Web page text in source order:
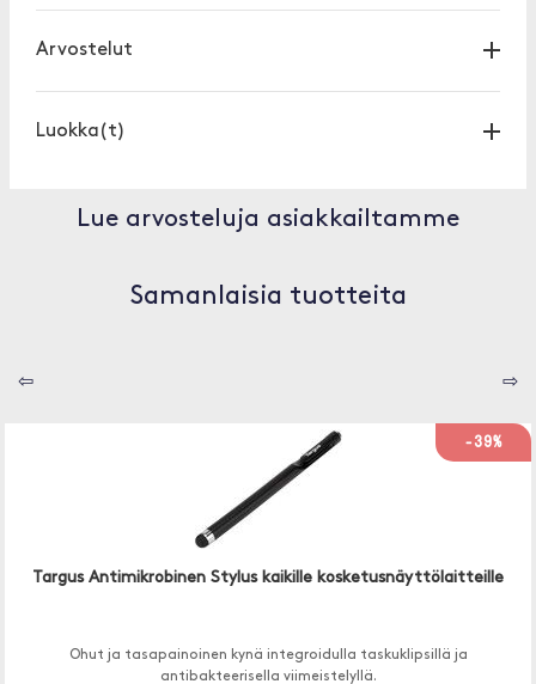
Arvostelut
Luokka(t)
Lue arvosteluja asiakkailtamme
Samanlaisia tuotteita
⇦ ⇨
-39%
Targus Antimikrobinen Stylus kaikille kosketusnäyttölaitteille
Ohut ja tasapainoinen kynä integroidulla taskuklipsillä ja
antibakteerisella viimeistelyllä.